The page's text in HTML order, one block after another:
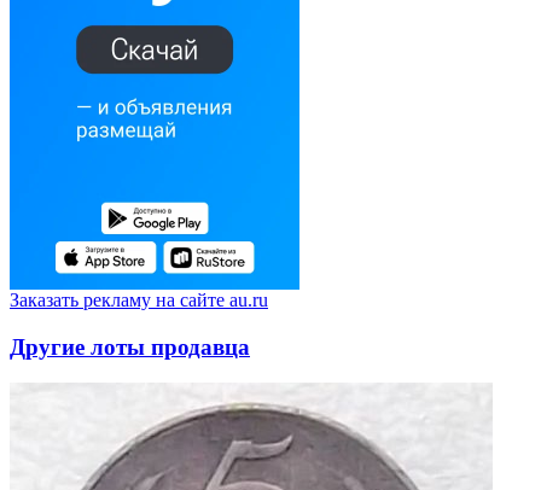
Заказать рекламу на сайте au.ru
Другие лоты продавца